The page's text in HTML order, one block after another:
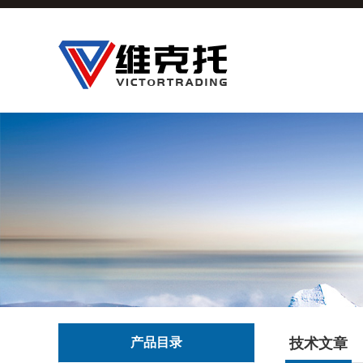
产品目录 技术文章